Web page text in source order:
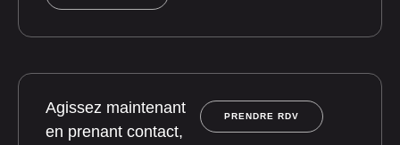
Agissez maintenant
en prenant contact,
PRENDRE RDV